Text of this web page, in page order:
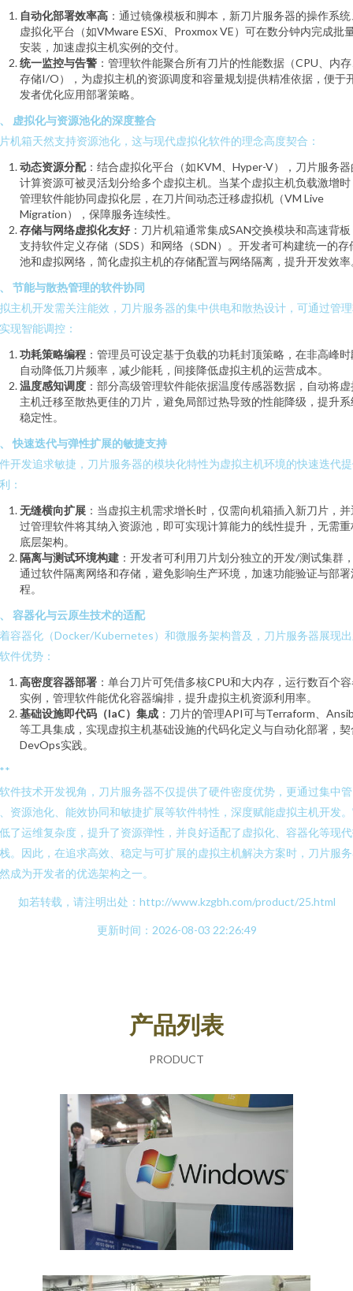
自动化部署效率高 ：通过镜像模板和脚本，新刀片服务器的操作系
虚拟化平台（如VMware ESXi、Proxmox VE）可在数分钟内完成批
安装，加速虚拟主机实例的交付。
统一监控与告警 ：管理软件能聚合所有刀片的性能数据（CPU、内
存储I/O），为虚拟主机的资源调度和容量规划提供精准依据，便于
发者优化应用部署策略。
虚拟化与资源池化的深度整合
机箱天然支持资源池化，这与现代虚拟化软件的理念高度契合：
动态资源分配：结合虚拟化平台（如KVM、Hyper-V），刀片服务器
计算资源可被灵活划分给多个虚拟主机。当某个虚拟主机负载激增时
管理软件能协同虚拟化层，在刀片间动态迁移虚拟机（VM Live
Migration），保障服务连续性。
存储与网络虚拟化友好 ：刀片机箱通常集成SAN交换模块和高速背
支持软件定义存储（SDS）和网络（SDN）。开发者可构建统一的存
池和虚拟网络，简化虚拟主机的存储配置与网络隔离，提升开发效率
节能与散热管理的软件协同
主机开发需关注能效，刀片服务器的集中供电和散热设计，可通过管
现智能调控：
功耗策略编程 ：管理员可设定基于负载的功耗封顶策略，在非高峰时
自动降低刀片频率，减少能耗，间接降低虚拟主机的运营成本。
温度感知调度 ：部分高级管理软件能依据温度传感器数据，自动将虚
主机迁移至散热更佳的刀片，避免局部过热导致的性能降级，提升系
稳定性。
快速迭代与弹性扩展的敏捷支持
开发追求敏捷，刀片服务器的模块化特性为虚拟主机环境的快速迭代
：
无缝横向扩展 ：当虚拟主机需求增长时，仅需向机箱插入新刀片，并
过管理软件将其纳入资源池，即可实现计算能力的线性提升，无需重
底层架构。
隔离与测试环境构建 ：开发者可利用刀片划分独立的开发/测试集群
通过软件隔离网络和存储，避免影响生产环境，加速功能验证与部署
程。
容器化与云原生技术的适配
容器化（Docker/Kubernetes）和微服务架构普及，刀片服务器展现
件优势：
高密度容器部署 ：单台刀片可凭借多核CPU和大内存，运行数百个
实例，管理软件能优化容器编排，提升虚拟主机资源利用率。
基础设施即代码（IaC）集成 ：刀片的管理API可与Terraform、
等工具集成，实现虚拟主机基础设施的代码化定义与自动化部署，契
DevOps实践。
件技术开发视角，刀片服务器不仅提供了硬件密度优势，更通过集中管
资源池化、能效协同和敏捷扩展等软件特性，深度赋能虚拟主机开发
了运维复杂度，提升了资源弹性，并良好适配了虚拟化、容器化等现
。因此，在追求高效、稳定与可扩展的虚拟主机解决方案时，刀片服
成为开发者的优选架构之一。
如若转载，请注明出处：http://www.kzgbh.com/product/25.html
更新时间：2026-08-03 22:26:49
产品列表
PRODUCT